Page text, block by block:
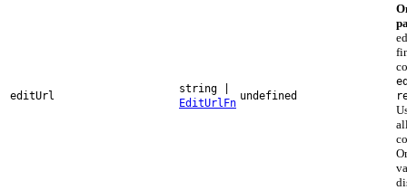
editUrl
string |
EditUrlFn
undefined